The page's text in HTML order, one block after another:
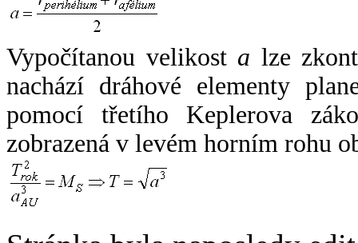
Vypočítanou velikost a lze
nachází dráhové elementy
pomocí třetího Keplerova
zobrazená v levém horním rohu